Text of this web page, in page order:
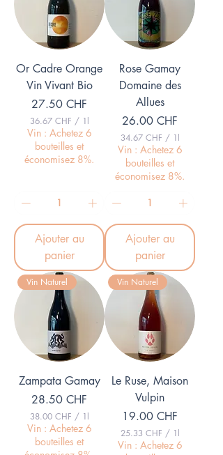
e
Or Cadre Orange
Vin Vivant Bio
Prix
27.50 CHF
36.67 CHF / 1l
3
6
.
6
H
p
a
r
1
L
i
t
r
e
Vin : Achetez 6
bouteilles et
économisez 8%.
Ajouter au
panier
Rose Gamay
Domaine des
Allues
Prix
26.00 CHF
34.67 CHF / 1l
3
4
.
6
H
p
a
r
1
L
i
t
r
Vin : Achetez 6
bouteilles et
économisez 8%.
Ajouter au
panier
Vin Naturel
Zampata Gamay
Prix
28.50 CHF
38.00 CHF / 1l
3
8
.
Vin : Achetez 6
bouteilles et
Vin Naturel
Le Ruse, Maison
Vulpin
Prix
19.00 CHF
25.33 CHF / 1l
2
Vin : Achetez 6